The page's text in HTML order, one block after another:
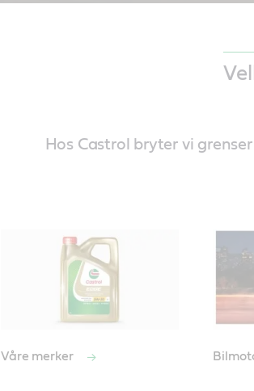
Hos Castrol bryter vi
Våre merker